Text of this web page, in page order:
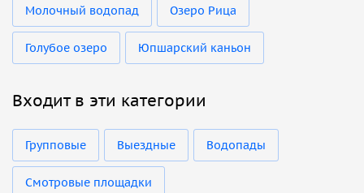
Молочный водопад Озеро Рица
Голубое озеро Юпшарский каньон
Входит в эти категории
Групповые Выездные Водопады
Смотровые площадки